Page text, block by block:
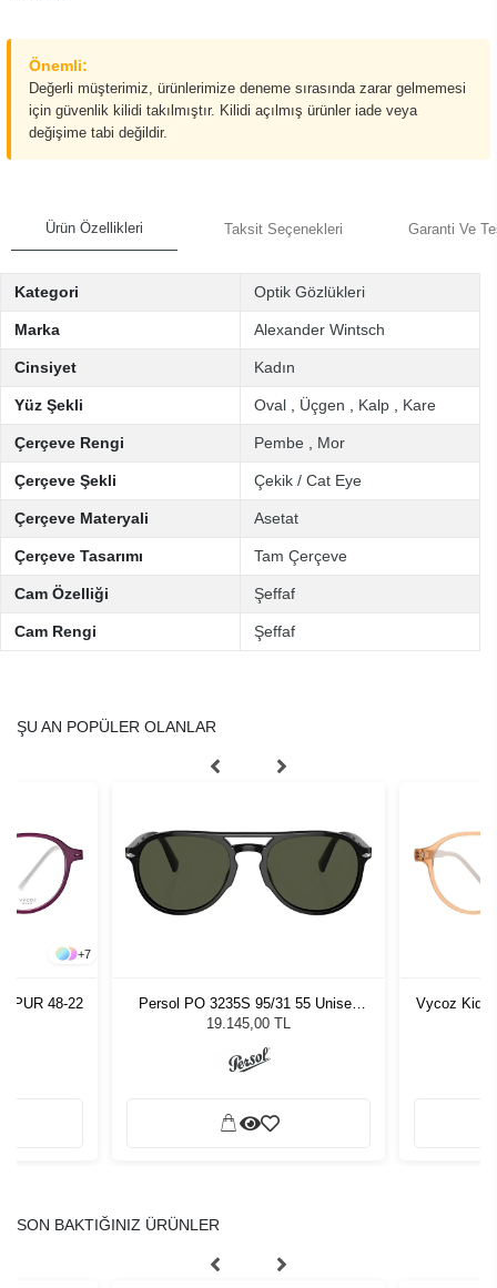
Önemli:
Değerli müşterimiz, ürünlerimize deneme sırasında zarar gelmemesi
için güvenlik kilidi takılmıştır. Kilidi açılmış ürünler iade veya
değişime tabi değildir.
Ürün Özellikleri Taksit Seçenekleri Garanti Ve
Kategori Optik Gözlükleri
Marka Alexander Wintsch
Cinsiyet Kadın
Yüz Şekli Oval Üçgen Kalp Kare
Çerçeve Rengi Pembe Mor
Çerçeve Şekli Çekik / Cat Eye
Çerçeve Materyali Asetat
Çerçeve Tasarımı Tam Çerçeve
Cam Özelliği Şeffaf
Cam Rengi Şeffaf
ŞU AN POPÜLER OLANLAR
+7
48-22
Persol PO 3235S 95/31 55 Unisex
Güneş Gözlüğü
19.145,00 TL
Vycoz Kids
SON BAKTIĞINIZ ÜRÜNLER